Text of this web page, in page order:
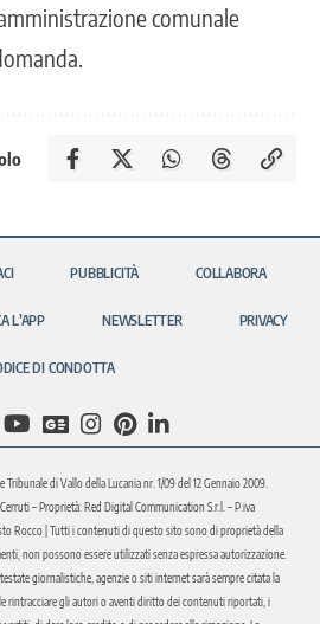
comunale
PUBBLICITÀ COLLABORA
L’APP NEWSLETTER PRIVACY
DI CONDOTTA
di Vallo della Lucania nr. 1/09 del 12 Gennaio 2009.
– Proprietà: Red Digital Communication S.r.l. – P.iva
Rocco | Tutti i contenuti di questo sito sono di proprietà della
non possono essere utilizzati senza espressa autorizzazione.
giornalistiche, agenzie o siti internet sarà sempre citata la
rintracciare gli autori o aventi diritto dei contenuti riportati, i